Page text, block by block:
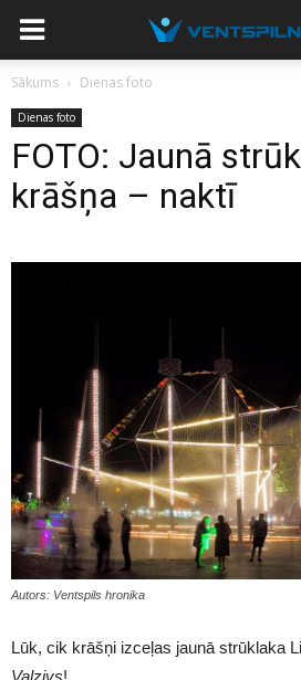
Sākums Dienas foto
Dienas foto
FOTO: Jaunā
krāšņa – naktī
Autors: Ventspils hronika
Lūk, cik krāšņi izceļas jaunā strūklaka
Valzivs!